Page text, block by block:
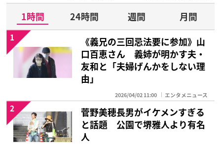
1時間 24時間 週間
月間
《義兄の三回忌法要に参加》山
口百恵さん 義姉が明かす夫・
友和と「夫婦げんかをしない理
由」
2026/04/02 11:00 エンタメニュース
1
菅野美穂長男がイケメンすぎる
と話題 公園で堺雅人より有名
人
2